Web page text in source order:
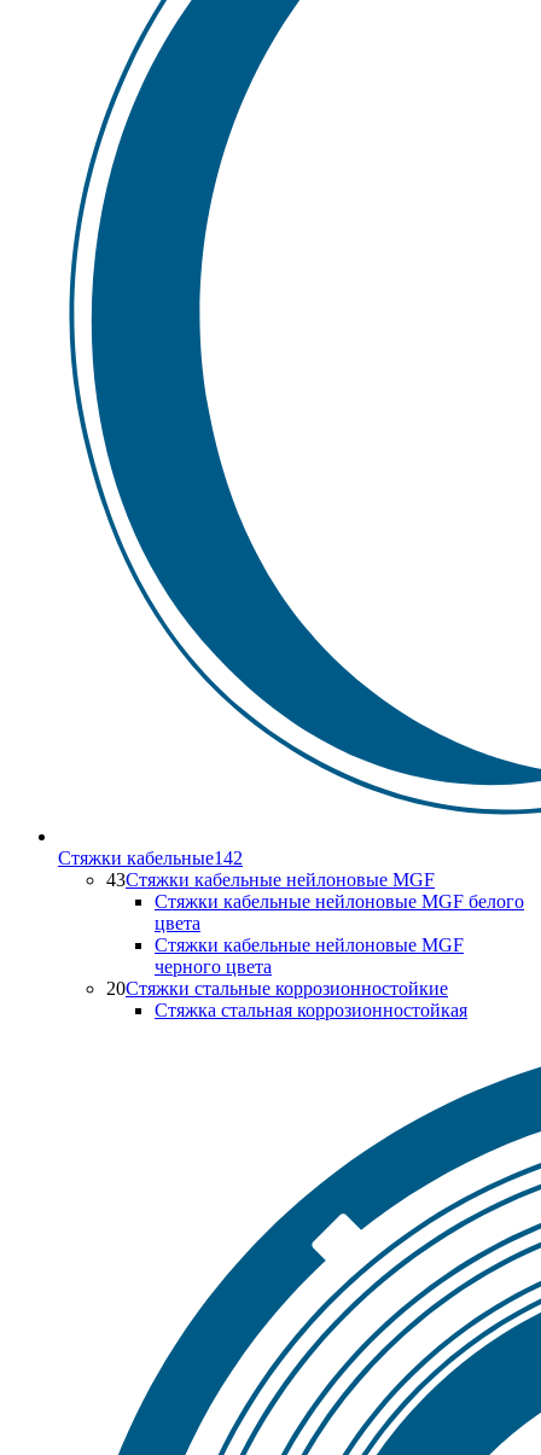
Стяжки кабельные142
43Стяжки кабельные нейлоновые MGF
Стяжки кабельные нейлоновые MGF белого
цвета
Стяжки кабельные нейлоновые MGF
черного цвета
20Стяжки стальные коррозионностойкие
Стяжка стальная коррозионностойкая